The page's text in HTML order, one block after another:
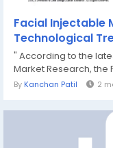
Facial Injectable
Technological
" According to the
Market Research, the
By Kanchan Patil 2